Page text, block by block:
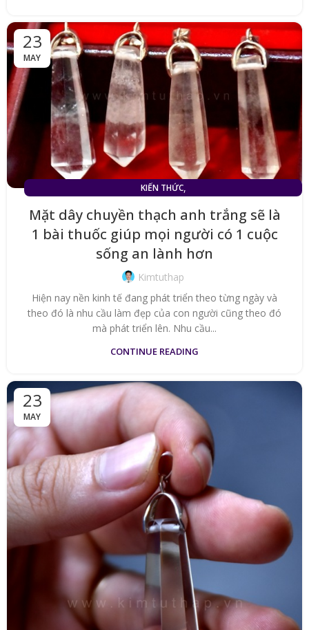
23
MAY
KIẾN THỨC,
Mặt dây chuyền thạch anh trắng sẽ là
1 bài thuốc giúp mọi người có 1 cuộc
sống an lành hơn
Kimtuthap
Hiện nay nền kinh tế đang phát triển theo từng ngày và
theo đó là nhu cầu làm đẹp của con người cũng theo đó
mà phát triển lên. Nhu cầu...
CONTINUE READING
23
MAY